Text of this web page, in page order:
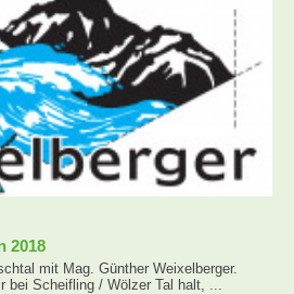
2018
mit Mag. Günther Weixelberger.
bei Scheifling / Wölzer Tal halt, ...